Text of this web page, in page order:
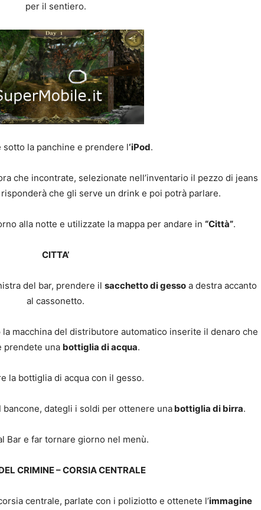
per il sentiero.
sotto la panchine e prendere l‘iPod.
che incontrate, selezionate nell’inventario il pezzo di jeans
che gli serve un drink e poi potrà parlare.
alla notte e utilizzate la mappa per andare in “Città”.
CITTA’
del bar, prendere il sacchetto di gessoa destra accanto
al cassonetto.
macchina del distributore automatico inserite il denaro che
prendete una bottiglia di acqua.
la bottiglia di acqua con il gesso.
dategli i soldi per ottenere una bottiglia di birra.
Bar e far tornare giorno nel menù.
CRIMINE – CORSIA CENTRALE
centrale, parlate con i poliziotto e ottenete l’immagine